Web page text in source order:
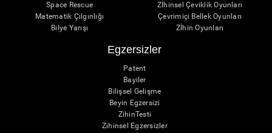
Space Rescue
Matematik Çılgınlığı
Bilye Yarışı
Zİhinsel Çeviklik Oyunları
Çevrimiçi Bellek Oyunları
Zİhin Oyunları
Egzersizler
Patent
Bayiler
Bilişsel Gelişme
Beyin Egzersizi
ZihinTesti
Zihinsel Egzersizler